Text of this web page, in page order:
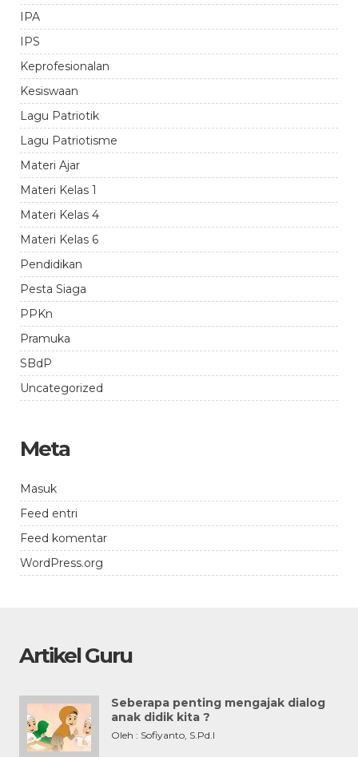
IPA
IPS
Keprofesionalan
Kesiswaan
Lagu Patriotik
Lagu Patriotisme
Materi Ajar
Materi Kelas 1
Materi Kelas 4
Materi Kelas 6
Pendidikan
Pesta Siaga
PPKn
Pramuka
SBdP
Uncategorized
Meta
Masuk
Feed entri
Feed komentar
WordPress.org
Artikel Guru
Seberapa penting mengajak dialog
anak didik kita ?
Oleh : Sofiyanto, S.Pd.I